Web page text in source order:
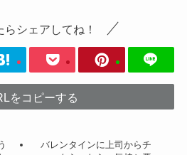
らシェアしてね！
をコピーする
バレンタインに上司からチ